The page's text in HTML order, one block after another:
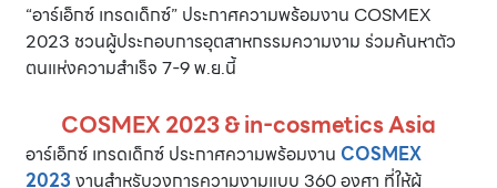
“อาร์เอ็กซ์ เทรดเด็กซ์” ประกาศความพร้อมงาน COSMEX
2023 ชวนผู้ประกอบการอุตสาหกรรมความงาม ร่วมค้นหาตัว
ตนแห่งความสำเร็จ 7-9 พ.ย.นี้
COSMEX 2023 & in-cosmetics Asia
อาร์เอ็กซ์ เทรดเด็กซ์ ประกาศความพร้อมงาน COSMEX
2023 งานสำหรับวงการความงามแบบ 360 องศา ที่ให้ผู้